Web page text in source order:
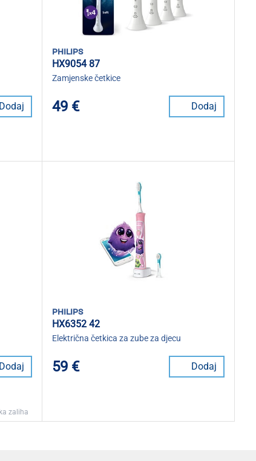
Dodaj
philips
HX9054 87
Zamjenske četkice
49 € Dodaj
Dodaj
zaliha
philips
HX6352 42
Električna četkica za zube za djecu
59 € Dodaj